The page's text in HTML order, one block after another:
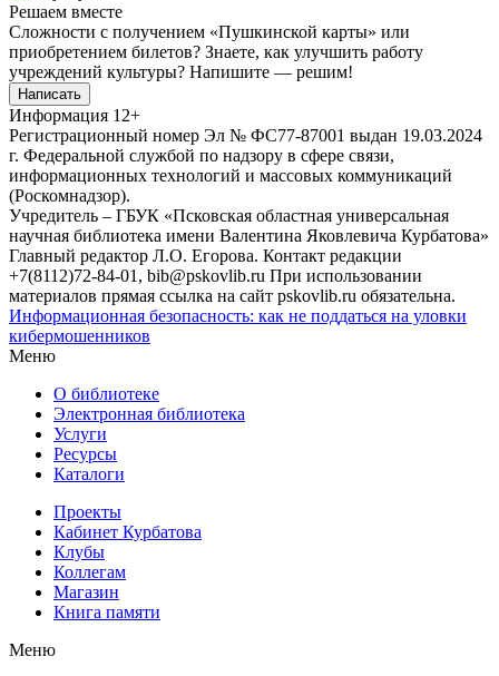
Решаем вместе
Сложности с получением «Пушкинской карты» или
приобретением билетов? Знаете, как улучшить работу
учреждений культуры? Напишите — решим!
Написать
Информация 12+
Регистрационный номер Эл № ФС77-87001 выдан 19.03.2024
г. Федеральной службой по надзору в сфере связи,
информационных технологий и массовых коммуникаций
(Роскомнадзор).
Учредитель – ГБУК «Псковская областная универсальная
научная библиотека имени Валентина Яковлевича Курбатова»
Главный редактор Л.О. Егорова. Контакт редакции
+7(8112)72-84-01, bib@pskovlib.ru При использовании
материалов прямая ссылка на сайт pskovlib.ru обязательна.
Информационная безопасность: как не поддаться на уловки
кибермошенников
Меню
О библиотеке
Электронная библиотека
Услуги
Ресурсы
Каталоги
Проекты
Кабинет Курбатова
Клубы
Коллегам
Магазин
Книга памяти
Меню